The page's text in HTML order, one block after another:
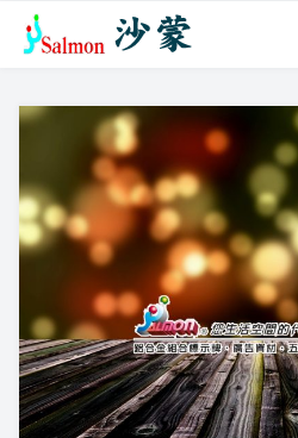
產品項目
戶外型指標
鋁合金名牌
超薄聚光燈
花架、燈箱
壓克力製品